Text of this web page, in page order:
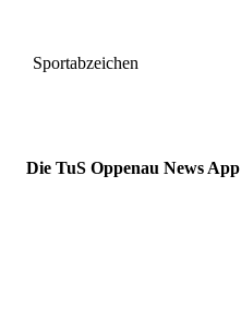
Sportabzeichen
Die TuS Oppenau News App